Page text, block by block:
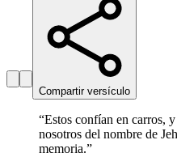
Compartir versículo
“Estos confían en carros,
nosotros del nombre de
memoria.”